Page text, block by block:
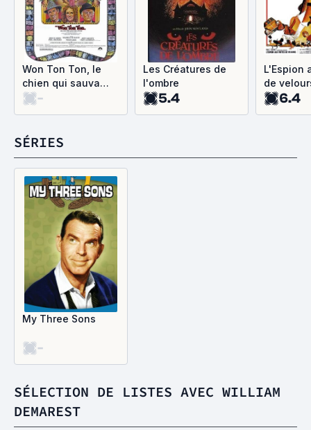
Won Ton Ton, le
chien qui sauva
Hollywood
-
Les Créatures de
l'ombre
5.4
L'Espion
de
6.4
SÉRIES
My Three Sons
-
SÉLECTION DE LISTES AVEC WILLIAM
DEMAREST